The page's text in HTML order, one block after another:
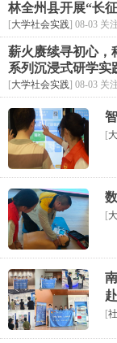
林全州县开展“长
[大学社会实践] 08-03 关
薪火赓续寻初心
系列沉浸式研学实
[大学社会实践] 08-03 关
[
[
[